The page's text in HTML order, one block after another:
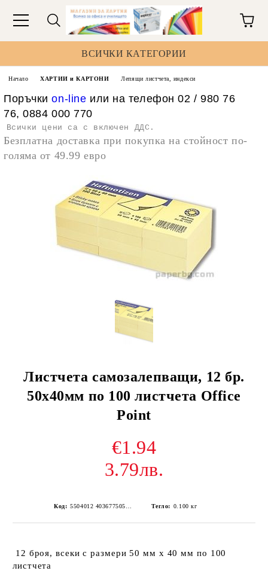
ВСИЧКИ КАТЕГОРИИ
Начало ХАРТИИ и КАРТОНИ Лепящи листчета, индекси
Поръчкиon-line или на телефон 02 / 980 76
76, 0884 000 770
Всички цени са с включен ДДС.
Безплатна доставка при покупка на стойност по-
голяма от 49.99 евро
Листчета самозалепващи, 12 бр.
50х40мм по 100 листчета Office
Point
€1.94
3.79лв.
Код: Тегло: 0.100 кг
12 броя, всеки с размери 50 мм х 40 мм по 100
листчета